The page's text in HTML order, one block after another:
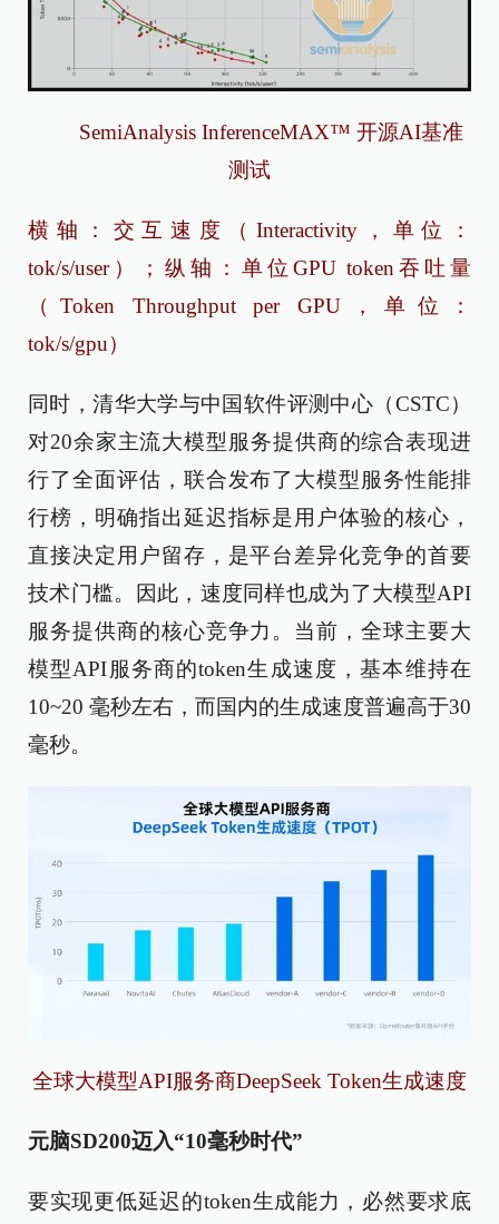
SemiAnalysis InferenceMAX™ 开源AI基准
测试
横轴：交互速度（Interactivity，单位：
tok/s/user）；纵轴：单位GPU token吞吐量
（Token Throughput per GPU，单位：
tok/s/gpu）
同时，清华大学与中国软件评测中心（CSTC）
对20余家主流大模型服务提供商的综合表现进
行了全面评估，联合发布了大模型服务性能排
行榜，明确指出延迟指标是用户体验的核心，
直接决定用户留存，是平台差异化竞争的首要
技术门槛。因此，速度同样也成为了大模型API
服务提供商的核心竞争力。当前，全球主要大
模型API服务商的token生成速度，基本维持在
10~20 毫秒左右，而国内的生成速度普遍高于30
毫秒。
全球大模型API服务商DeepSeek Token生成速度
元脑SD200迈入“10毫秒时代”
要实现更低延迟的token生成能力，必然要求底